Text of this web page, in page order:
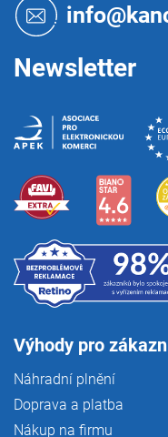
Newsletter
Výhody pro
Náhradní plnění
Doprava a platba
Nákup na firmu